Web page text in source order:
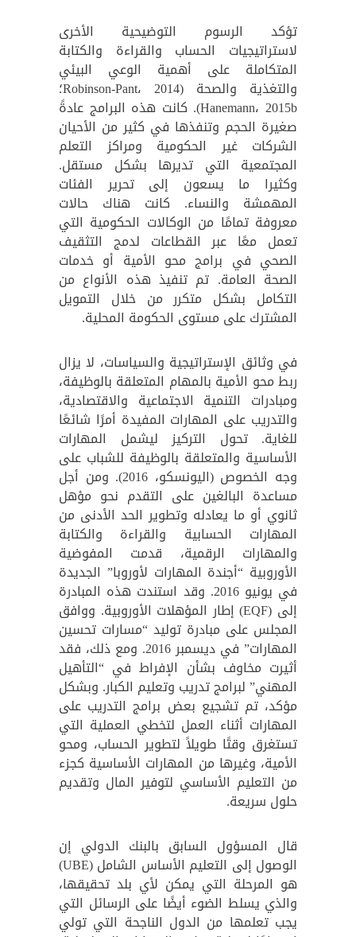
تؤكد الرسوم التوضيحية الأخرى
لاستراتيجيات الحساب والقراءة والكتابة
المتكاملة على أهمية الوعي البيئي
والتغذية والصحة (Robinson-Pant، 2014؛
Hanemann، 2015b). كانت هذه البرامج عادةً
صغيرة الحجم وتنفذها في كثير من الأحيان
الشركات غير الحكومية ومراكز التعلم
المجتمعية التي تديرها بشكل مستقل.
وكثيرا ما يسعون إلى تحرير الفئات
المهمشة والنساء. كانت هناك حالات
معروفة تمامًا من الوكالات الحكومية التي
تعمل معًا عبر القطاعات لدمج التثقيف
الصحي في برامج محو الأمية أو خدمات
الصحة العامة. تم تنفيذ هذه الأنواع من
التكامل بشكل متكرر من خلال التمويل
المشترك على مستوى الحكومة المحلية.
في وثائق الإستراتيجية والسياسات، لا يزال
ربط محو الأمية بالمهام المتعلقة بالوظيفة،
ومبادرات التنمية الاجتماعية والاقتصادية،
والتدريب على المهارات المفيدة أمرًا شائعًا
للغاية. تحول التركيز ليشمل المهارات
الأساسية والمتعلقة بالوظيفة للشباب على
وجه الخصوص (اليونسكو، 2016). ومن أجل
مساعدة البالغين على التقدم نحو مؤهل
ثانوي أو ما يعادله وتطوير الحد الأدنى من
المهارات الحسابية والقراءة والكتابة
والمهارات الرقمية، قدمت المفوضية
الأوروبية “أجندة المهارات لأوروبا” الجديدة
في يونيو 2016. وقد استندت هذه المبادرة
إلى (EQF) إطار المؤهلات الأوروبية. ووافق
المجلس على مبادرة توليد “مسارات تحسين
المهارات” في ديسمبر 2016. ومع ذلك، فقد
أثيرت مخاوف بشأن الإفراط في “التأهيل
المهني” لبرامج تدريب وتعليم الكبار. وبشكل
مؤكد، تم تشجيع بعض برامج التدريب على
المهارات أثناء العمل لتخطي العملية التي
تستغرق وقتًا طويلاً لتطوير الحساب، ومحو
الأمية، وغيرها من المهارات الأساسية كجزء
من التعليم الأساسي لتوفير المال وتقديم
حلول سريعة.
قال المسؤول السابق بالبنك الدولي إن
الوصول إلى التعليم الأساس الشامل (UBE)
هو المرحلة التي يمكن لأي بلد تحقيقها،
والذي يسلط الضوء أيضًا على الرسائل التي
يجب تعلمها من الدول الناجحة التي تولي